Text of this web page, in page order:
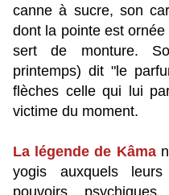
canne à sucre, son
dont la pointe est
sert de monture.
printemps) dit "le
flèches celle qui lui
victime du moment.
La légende de Kâma
yogis auxquels